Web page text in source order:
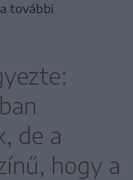
további
de a
hogy a